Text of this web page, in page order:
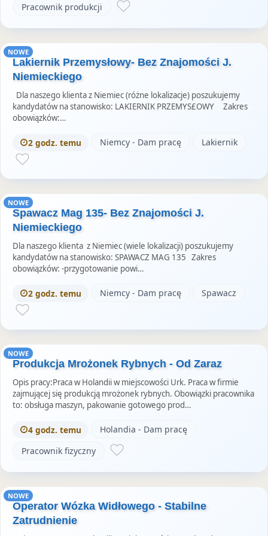
Pracownik produkcji
NOWE
Lakiernik Przemysłowy- Bez Znajomości J.
Niemieckiego
Dla naszego klienta z Niemiec (różne lokalizacje) poszukujemy
kandydatów na stanowisko: LAKIERNIK PRZEMYS£OWY Zakres
obowiązków:…
2 godz. temu Niemcy - Dam pracę Lakiernik
NOWE
Spawacz Mag 135- Bez Znajomości J.
Niemieckiego
Dla naszego klienta z Niemiec (wiele lokalizacji) poszukujemy
kandydatów na stanowisko: SPAWACZ MAG 135 Zakres
obowiązków: -przygotowanie powi…
2 godz. temu Niemcy - Dam pracę Spawacz
NOWE
Produkcja Mrożonek Rybnych - Od Zaraz
Opis pracy:Praca w Holandii w miejscowości Urk. Praca w firmie
zajmującej się produkcją mrożonek rybnych. Obowiązki pracownika
to: obsługa maszyn, pakowanie gotowego prod…
4 godz. temu
Holandia - Dam pracę
Pracownik fizyczny
NOWE
Operator Wózka Widłowego - Stabilne
Zatrudnienie